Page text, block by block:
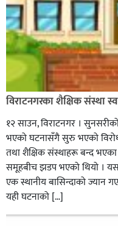
विराटनगरका शैक्षिक संस्था
१२ साउन, विराटनगर ।
भएको घटनासँगै सुरु भएको विरोध
तथा शैक्षिक संस्थाहरू बन्द
समूहबीच झडप भएको थियो ।
एक स्थानीय बासिन्दाको ज्यान
यही घटनाको […]